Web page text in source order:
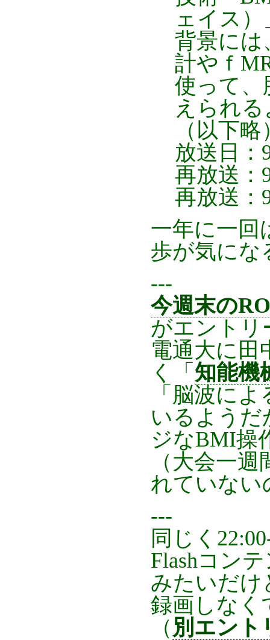
ェイス
背景には
計やｆ
使って、
えられ
（以下略
放送日：
再放送：
再放送：
一年に一回
歩が気にな
---
今週末の
がエントリ
電通大に田
く「 知能機
「脳波に
いるようだ
ジなBMI操
（大会一
れていない
---
同じく
Flashコン
みたいだけ
録画しなく
（ 別エント